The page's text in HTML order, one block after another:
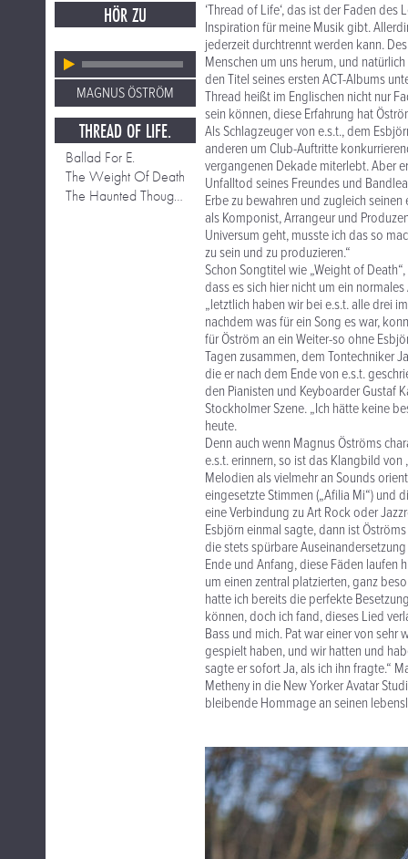
HÖR ZU
MAGNUS ÖSTRÖM
THREAD OF LIFE.
Ballad For E.
The Weight Of Death
The Haunted Thoughts And The Endless Fall
‘Thread of Life‘, das ist der Faden
Inspiration für meine Musik gibt.
jederzeit durchtrennt werden kann.
Menschen um uns herum, und
den Titel seines ersten ACT-Albums
Thread heißt im Englischen nicht nur
sein können, diese Erfahrung hat
Als Schlagzeuger von e.s.t., dem
anderen um Club-Auftritte
vergangenen Dekade miterlebt. Aber
Unfalltod seines Freundes und
Erbe zu bewahren und zugleich
als Komponist, Arrangeur und
Universum geht, musste ich das so
zu sein und zu produzieren.“
Schon Songtitel wie „Weight of
dass es sich hier nicht um ein
„letztlich haben wir bei e.s.t. alle drei
nachdem was für ein Song es war,
für Öström an ein Weiter-so ohne
Tagen zusammen, dem Tontechniker
die er nach dem Ende von e.s.t.
den Pianisten und Keyboarder Gustaf
Stockholmer Szene. „Ich hätte keine
heute.
Denn auch wenn Magnus Öströms
e.s.t. erinnern, so ist das Klangbild
Melodien als vielmehr an Sounds
eingesetzte Stimmen („Afilia Mi“) und
eine Verbindung zu Art Rock oder
Esbjörn einmal sagte, dann ist
die stets spürbare
Ende und Anfang, diese Fäden laufen
um einen zentral platzierten, ganz
hatte ich bereits die perfekte
können, doch ich fand, dieses Lied
Bass und mich. Pat war einer von sehr
gespielt haben, und wir hatten und
sagte er sofort Ja, als ich ihn fragte.“
Metheny in die New Yorker Avatar
bleibende Hommage an seinen